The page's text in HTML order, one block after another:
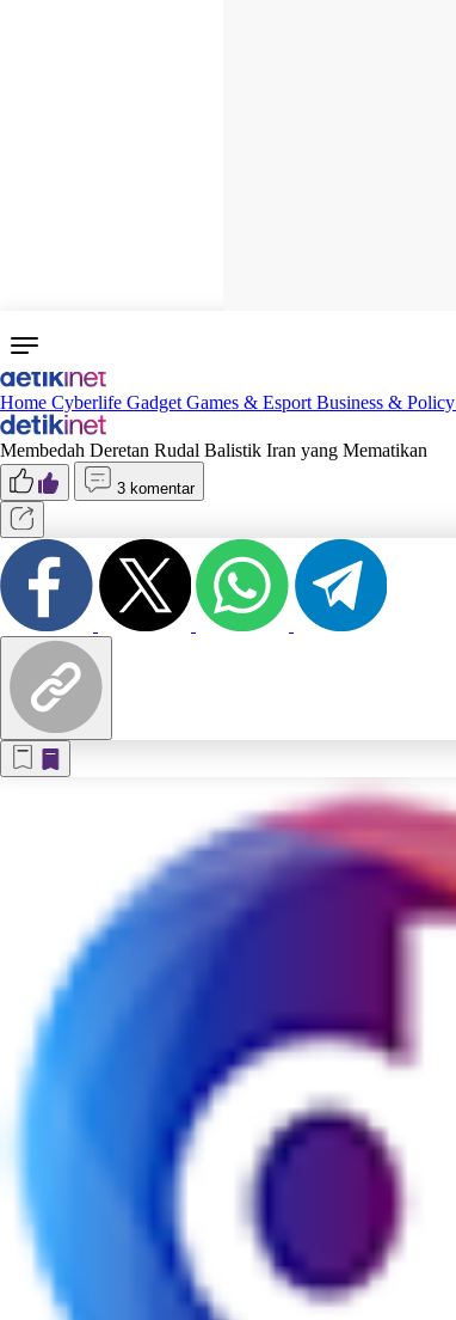
Home Cyberlife Gadget Games & Esport Business & Policy
Membedah Deretan Rudal Balistik Iran yang Mematikan
3 komentar